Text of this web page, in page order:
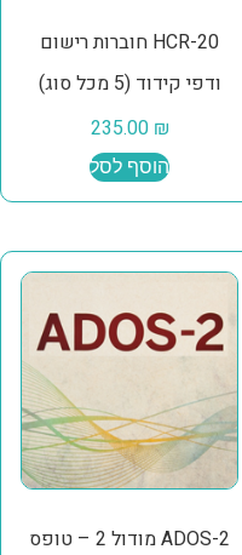
HCR-20 חוברות רישום
ודפי קידוד (5 מכל סוג)
235.00 ₪
הוסף לסל
ADOS-2 מודול 2 – טופס